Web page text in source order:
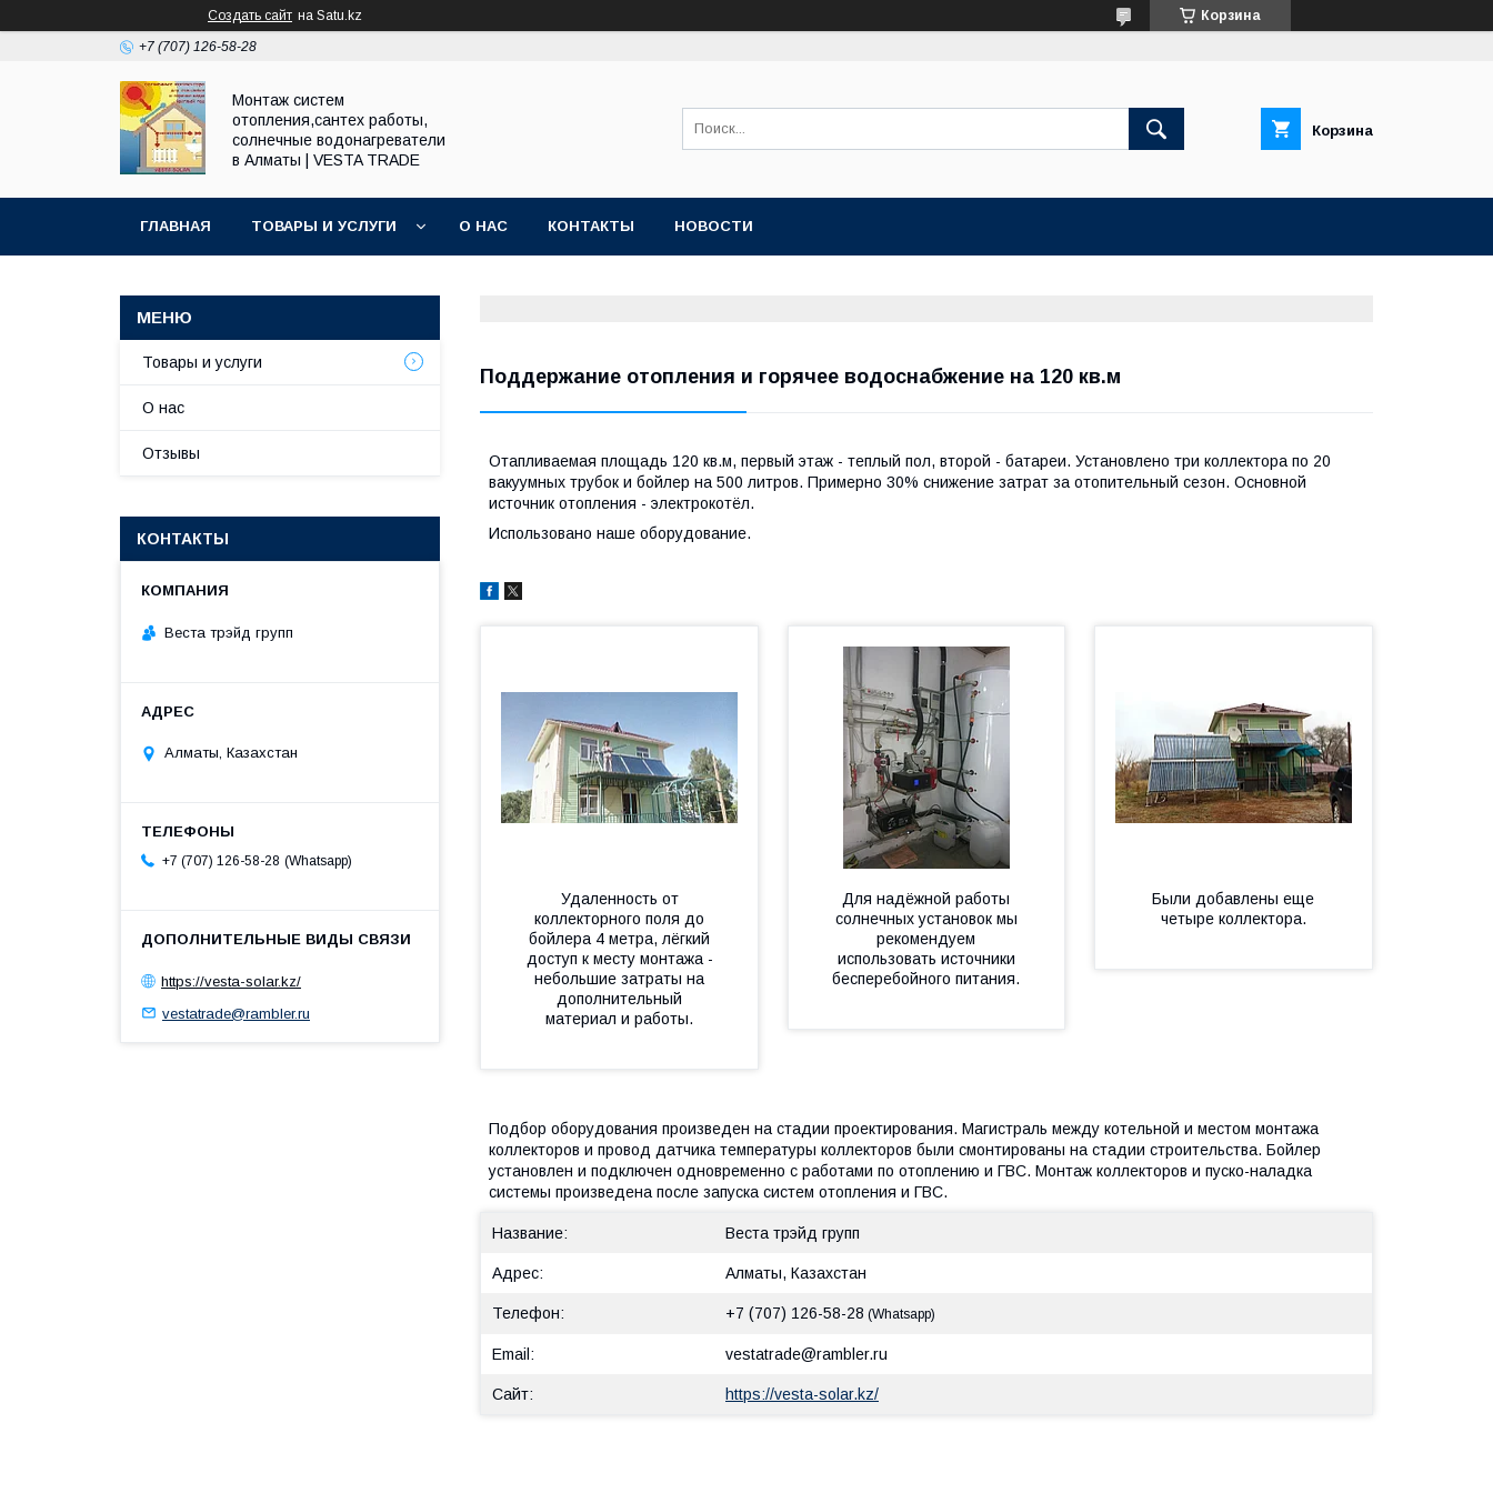
Создать сайт на Satu.kz Корзина
+7 (707) 126-58-28
Монтаж систем
отопления,сантех работы,
солнечные водонагреватели
в Алматы | VESTA TRADE
Корзина
ГЛАВНАЯ ТОВАРЫ И УСЛУГИ О НАС КОНТАКТЫ НОВОСТИ
Поддержание отопления и горячее водоснабжение на 120 кв.м
Отапливаемая площадь 120 кв.м, первый этаж - теплый пол, второй - батареи. Установлено три коллектора по 20
вакуумных трубок и бойлер на 500 литров. Примерно 30% снижение затрат за отопительный сезон. Основной
источник отопления - электрокотёл.
Использовано наше оборудование.
Удаленность от
коллекторного поля до
бойлера 4 метра, лёгкий
доступ к месту монтажа -
небольшие затраты на
дополнительный
материал и работы.
Для надёжной работы
солнечных установок мы
рекомендуем
использовать источники
бесперебойного питания.
Были добавлены еще
четыре коллектора.
Подбор оборудования произведен на стадии проектирования. Магистраль между котельной и местом монтажа
коллекторов и провод датчика температуры коллекторов были смонтированы на стадии строительства. Бойлер
установлен и подключен одновременно с работами по отоплению и ГВС. Монтаж коллекторов и пуско-наладка
системы произведена после запуска систем отопления и ГВС.
Веста трэйд групп
Алматы, Казахстан
+7 (707) 126-58-28 Whatsapp
vestatrade@rambler.ru
https://vesta-solar.kz/
Товары и услуги
О нас
Отзывы
КОНТАКТЫ
Веста трэйд групп
Алматы, Казахстан
+7 (707) 126-58-28 Whatsapp
https://vesta-solar.kz/
vestatrade@rambler.ru